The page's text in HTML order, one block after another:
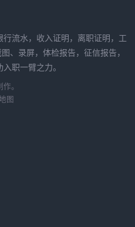
流水，收入证明，离职证明，工
、录屏，体检报告，征信报告，
职一臂之力。
作。
图